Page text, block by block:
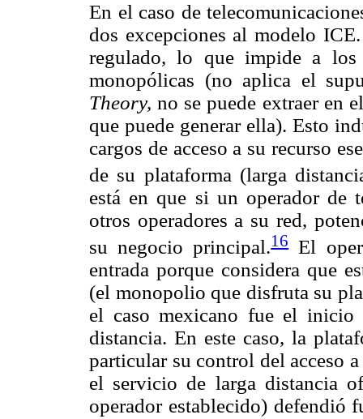
En el caso de
dos excepciones al modelo
regulado, lo que impide a los
monopólicas (no aplica el
Theory,no se puede extraer en
que puede generar ella). Esto
cargos de acceso a su recurso
de su plataforma (larga
está en que si un operador de
otros operadores a su red,
su negocio principal.16El
entrada porque considera que
(el monopolio que disfruta su
el caso mexicano fue el inicio
distancia. En este caso, la
particular su control del acceso
el servicio de larga distancia
operador establecido) defendió